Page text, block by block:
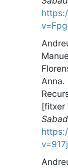
Anna.
[fitxer